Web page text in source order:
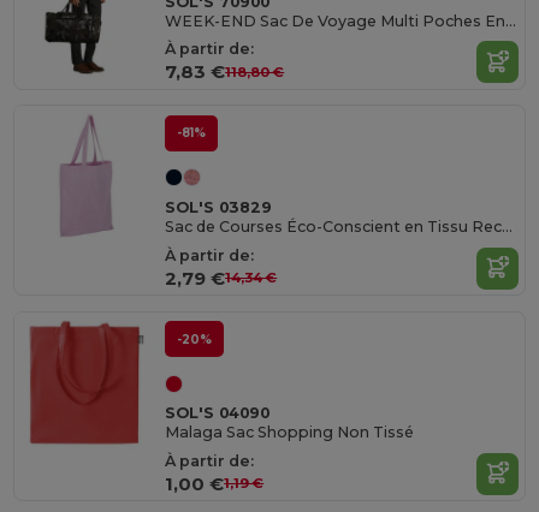
WEEK-END Sac De Voyage Multi Poches En Polyester 600 D
À partir de:
7,83 €118,80 €
-81%
SOL'S 03829
Sac de Courses Éco-Conscient en Tissu Recyclé
À partir de:
2,79 €14,34 €
-20%
SOL'S 04090
Malaga Sac Shopping Non Tissé
À partir de:
1,00 €1,19 €